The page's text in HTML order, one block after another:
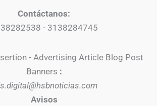
Contáctanos:
- 3138284745
- Advertising Article Blog Post
Banners :
Avisos